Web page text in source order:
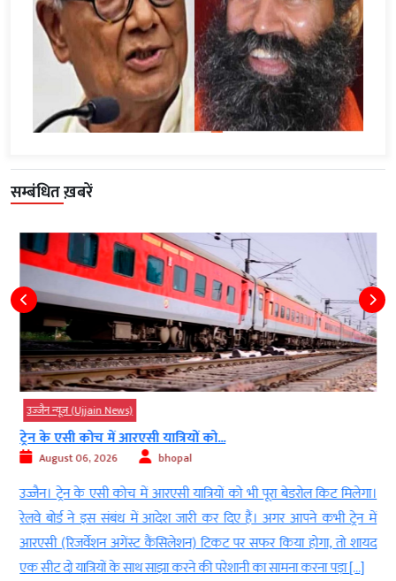
सम्बंधित ख़बरें
उज्‍जैन न्यूज़ (Ujjain News)
ट्रेन के एसी कोच में आरएसी यात्रियों को...
August 06, 2026 bhopal
उज्जैन। ट्रेन के एसी कोच में आरएसी यात्रियों को भी पूरा बेडरोल किट मिलेगा।
रेलवे बोर्ड ने इस संबंध में आदेश जारी कर दिए हैं। अगर आपने कभी ट्रेन में
आरएसी (रिजर्वेशन अगेंस्ट कैंसिलेशन) टिकट पर सफर किया होगा, तो शायद
एक सीट दो यात्रियों के साथ साझा करने की परेशानी का सामना करना पड़ा […]